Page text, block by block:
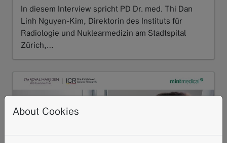
In diesem Interview spricht PD Dr. med. Thi Dan
Linh Nguyen-Kim, Direktorin des Instituts für
Radiologie und Nuklearmedizin am Stadtspital
Zürich,…
About Cookies